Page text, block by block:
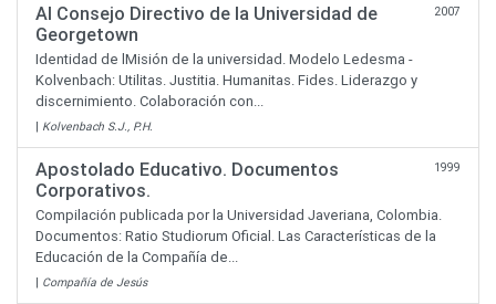
Al Consejo Directivo de la Universidad de
Georgetown
2007
Identidad de lMisión de la universidad. Modelo Ledesma -
Kolvenbach: Utilitas. Justitia. Humanitas. Fides. Liderazgo y
discernimiento. Colaboración con...
| Kolvenbach S.J., P.H.
Apostolado Educativo. Documentos
Corporativos.
1999
Compilación publicada por la Universidad Javeriana, Colombia.
Documentos: Ratio Studiorum Oficial. Las Características de la
Educación de la Compañía de...
| Compañía de Jesús